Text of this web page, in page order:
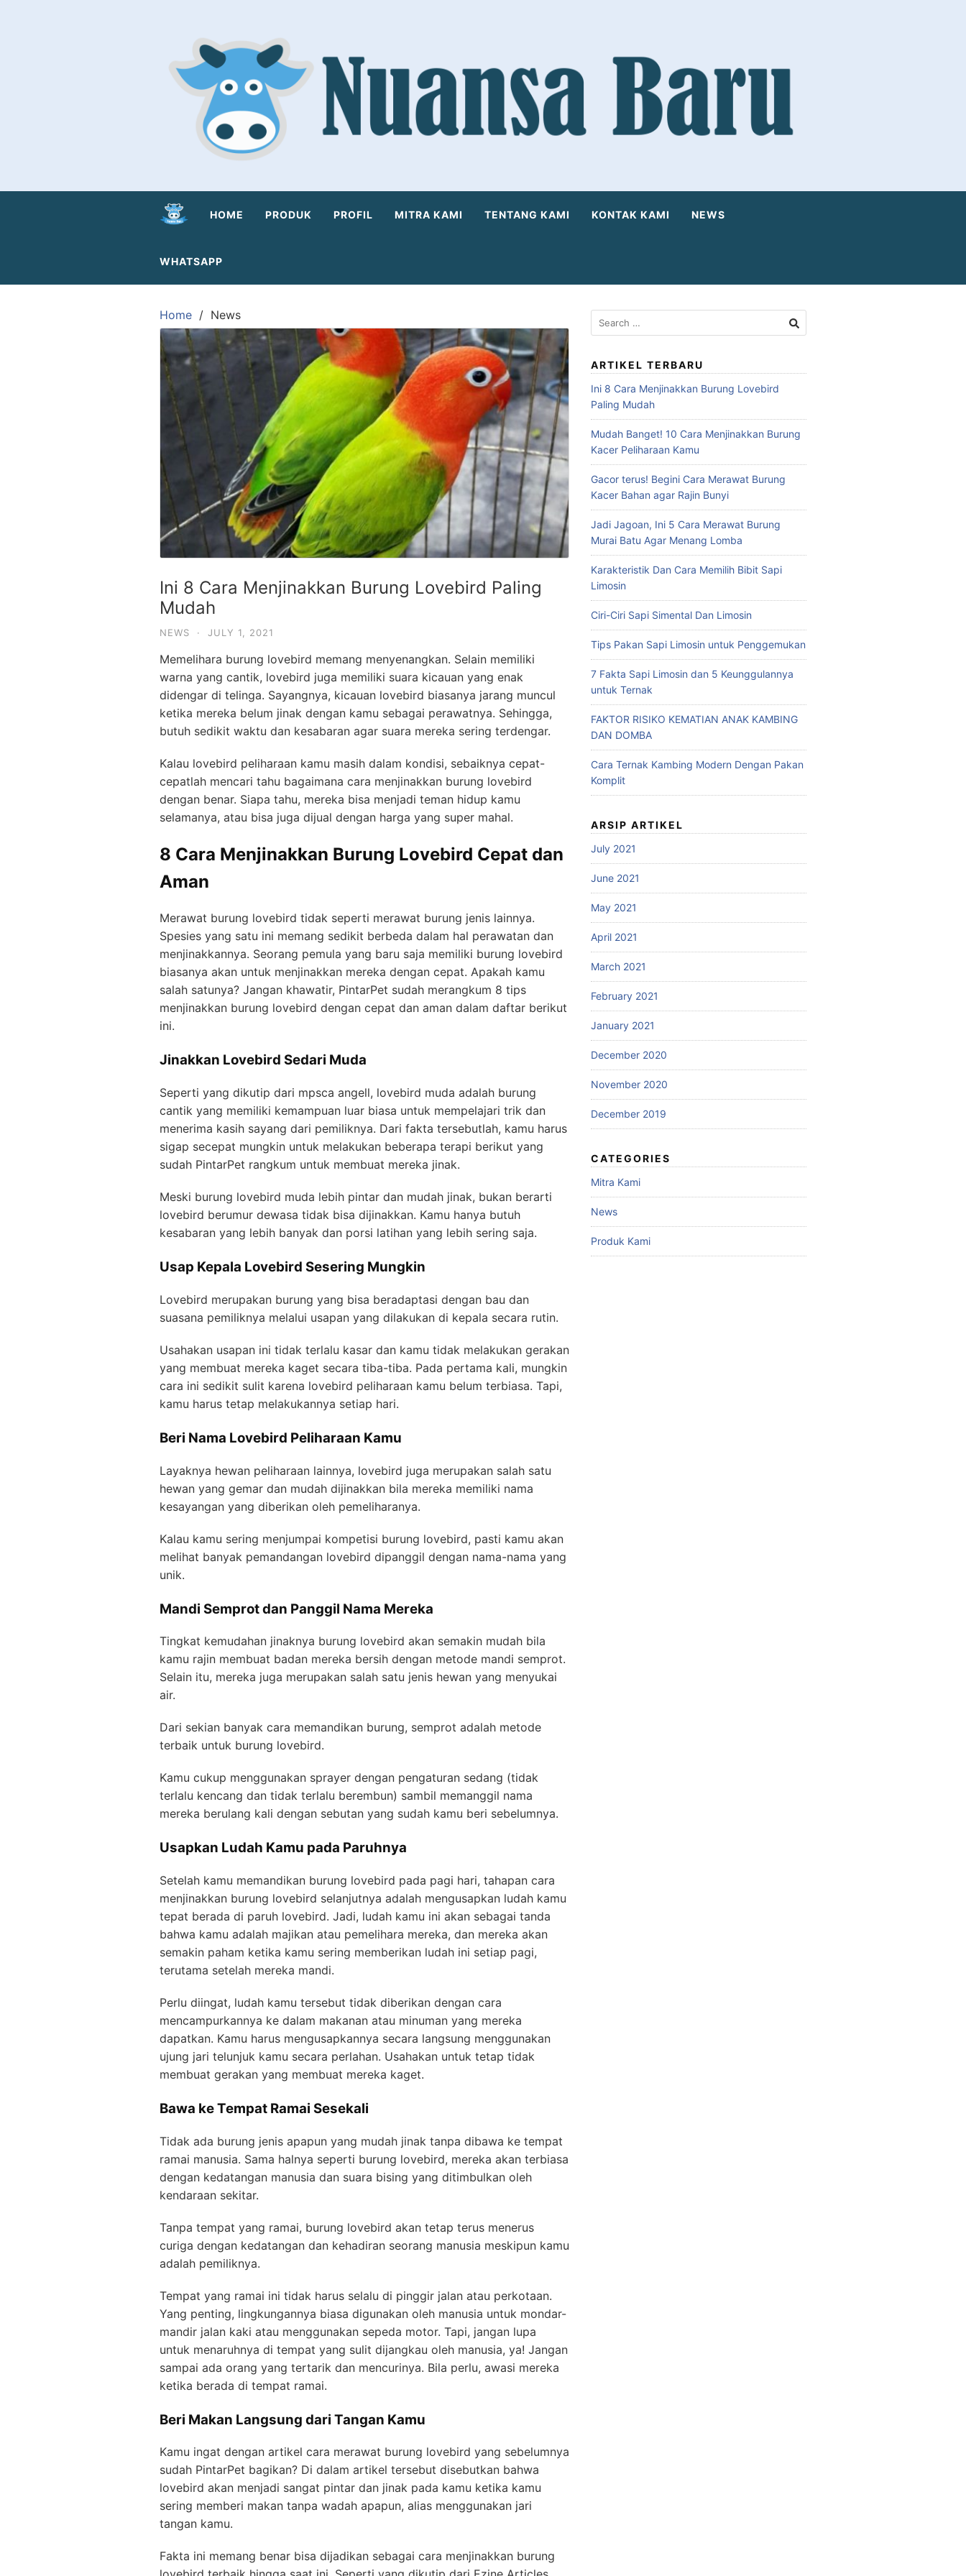
HOME PRODUK PROFIL MITRA KAMI TENTANG KAMI KONTAK KAMI NEWS
WHATSAPP
Home News
Ini 8 Cara Menjinakkan Burung Lovebird Paling
Mudah
NEWS · JULY 1, 2021
Memelihara burung lovebird memang menyenangkan. Selain memiliki
warna yang cantik, lovebird juga memiliki suara kicauan yang enak
didengar di telinga. Sayangnya, kicauan lovebird biasanya jarang muncul
ketika mereka belum jinak dengan kamu sebagai perawatnya. Sehingga,
butuh sedikit waktu dan kesabaran agar suara mereka sering terdengar.
Kalau lovebird peliharaan kamu masih dalam kondisi, sebaiknya cepat-
cepatlah mencari tahu bagaimana cara menjinakkan burung lovebird
dengan benar. Siapa tahu, mereka bisa menjadi teman hidup kamu
selamanya, atau bisa juga dijual dengan harga yang super mahal.
8 Cara Menjinakkan Burung Lovebird Cepat dan
Aman
Merawat burung lovebird tidak seperti merawat burung jenis lainnya.
Spesies yang satu ini memang sedikit berbeda dalam hal perawatan dan
menjinakkannya. Seorang pemula yang baru saja memiliki burung lovebird
biasanya akan untuk menjinakkan mereka dengan cepat. Apakah kamu
salah satunya? Jangan khawatir, PintarPet sudah merangkum 8 tips
menjinakkan burung lovebird dengan cepat dan aman dalam daftar berikut
ini.
Jinakkan Lovebird Sedari Muda
Seperti yang dikutip dari mpsca angell, lovebird muda adalah burung
cantik yang memiliki kemampuan luar biasa untuk mempelajari trik dan
menerima kasih sayang dari pemiliknya. Dari fakta tersebutlah, kamu harus
sigap secepat mungkin untuk melakukan beberapa terapi berikut yang
sudah PintarPet rangkum untuk membuat mereka jinak.
Meski burung lovebird muda lebih pintar dan mudah jinak, bukan berarti
lovebird berumur dewasa tidak bisa dijinakkan. Kamu hanya butuh
kesabaran yang lebih banyak dan porsi latihan yang lebih sering saja.
Usap Kepala Lovebird Sesering Mungkin
Lovebird merupakan burung yang bisa beradaptasi dengan bau dan
suasana pemiliknya melalui usapan yang dilakukan di kepala secara rutin.
Usahakan usapan ini tidak terlalu kasar dan kamu tidak melakukan gerakan
yang membuat mereka kaget secara tiba-tiba. Pada pertama kali, mungkin
cara ini sedikit sulit karena lovebird peliharaan kamu belum terbiasa. Tapi,
kamu harus tetap melakukannya setiap hari.
Beri Nama Lovebird Peliharaan Kamu
Layaknya hewan peliharaan lainnya, lovebird juga merupakan salah satu
hewan yang gemar dan mudah dijinakkan bila mereka memiliki nama
kesayangan yang diberikan oleh pemeliharanya.
Kalau kamu sering menjumpai kompetisi burung lovebird, pasti kamu akan
melihat banyak pemandangan lovebird dipanggil dengan nama-nama yang
unik.
Mandi Semprot dan Panggil Nama Mereka
Tingkat kemudahan jinaknya burung lovebird akan semakin mudah bila
kamu rajin membuat badan mereka bersih dengan metode mandi semprot.
Selain itu, mereka juga merupakan salah satu jenis hewan yang menyukai
air.
Dari sekian banyak cara memandikan burung, semprot adalah metode
terbaik untuk burung lovebird.
Kamu cukup menggunakan sprayer dengan pengaturan sedang (tidak
terlalu kencang dan tidak terlalu berembun) sambil memanggil nama
mereka berulang kali dengan sebutan yang sudah kamu beri sebelumnya.
Usapkan Ludah Kamu pada Paruhnya
Setelah kamu memandikan burung lovebird pada pagi hari, tahapan cara
menjinakkan burung lovebird selanjutnya adalah mengusapkan ludah kamu
tepat berada di paruh lovebird. Jadi, ludah kamu ini akan sebagai tanda
bahwa kamu adalah majikan atau pemelihara mereka, dan mereka akan
semakin paham ketika kamu sering memberikan ludah ini setiap pagi,
terutama setelah mereka mandi.
Perlu diingat, ludah kamu tersebut tidak diberikan dengan cara
mencampurkannya ke dalam makanan atau minuman yang mereka
dapatkan. Kamu harus mengusapkannya secara langsung menggunakan
ujung jari telunjuk kamu secara perlahan. Usahakan untuk tetap tidak
membuat gerakan yang membuat mereka kaget.
Bawa ke Tempat Ramai Sesekali
Tidak ada burung jenis apapun yang mudah jinak tanpa dibawa ke tempat
ramai manusia. Sama halnya seperti burung lovebird, mereka akan terbiasa
dengan kedatangan manusia dan suara bising yang ditimbulkan oleh
kendaraan sekitar.
Tanpa tempat yang ramai, burung lovebird akan tetap terus menerus
curiga dengan kedatangan dan kehadiran seorang manusia meskipun kamu
adalah pemiliknya.
Tempat yang ramai ini tidak harus selalu di pinggir jalan atau perkotaan.
Yang penting, lingkungannya biasa digunakan oleh manusia untuk mondar-
mandir jalan kaki atau menggunakan sepeda motor. Tapi, jangan lupa
untuk menaruhnya di tempat yang sulit dijangkau oleh manusia, ya! Jangan
sampai ada orang yang tertarik dan mencurinya. Bila perlu, awasi mereka
ketika berada di tempat ramai.
Beri Makan Langsung dari Tangan Kamu
Kamu ingat dengan artikel cara merawat burung lovebird yang sebelumnya
sudah PintarPet bagikan? Di dalam artikel tersebut disebutkan bahwa
lovebird akan menjadi sangat pintar dan jinak pada kamu ketika kamu
sering memberi makan tanpa wadah apapun, alias menggunakan jari
tangan kamu.
Fakta ini memang benar bisa dijadikan sebagai cara menjinakkan burung
Search
for:
ARTIKEL TERBARU
Ini 8 Cara Menjinakkan Burung Lovebird
Paling Mudah
Mudah Banget! 10 Cara Menjinakkan Burung
Kacer Peliharaan Kamu
Gacor terus! Begini Cara Merawat Burung
Kacer Bahan agar Rajin Bunyi
Jadi Jagoan, Ini 5 Cara Merawat Burung
Murai Batu Agar Menang Lomba
Karakteristik Dan Cara Memilih Bibit Sapi
Limosin
Ciri-Ciri Sapi Simental Dan Limosin
Tips Pakan Sapi Limosin untuk Penggemukan
7 Fakta Sapi Limosin dan 5 Keunggulannya
untuk Ternak
FAKTOR RISIKO KEMATIAN ANAK KAMBING
DAN DOMBA
Cara Ternak Kambing Modern Dengan Pakan
Komplit
ARSIP ARTIKEL
July 2021
June 2021
May 2021
April 2021
March 2021
February 2021
January 2021
December 2020
November 2020
December 2019
CATEGORIES
Mitra Kami
News
Produk Kami